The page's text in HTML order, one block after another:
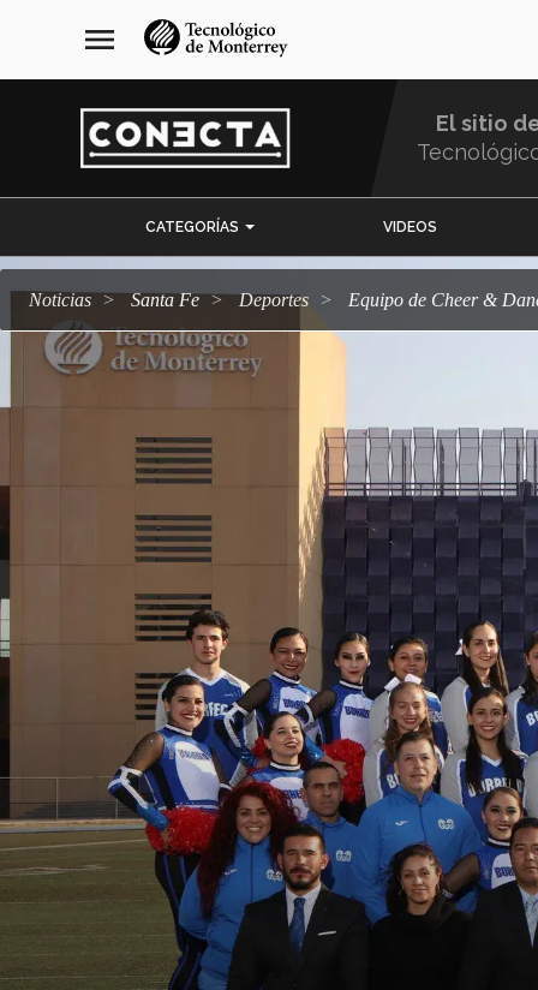
navegación
principal
menu
El sitio
CATEGORÍAS VIDEOS
Noticias Santa Fe deportes Equipo de Cheer &